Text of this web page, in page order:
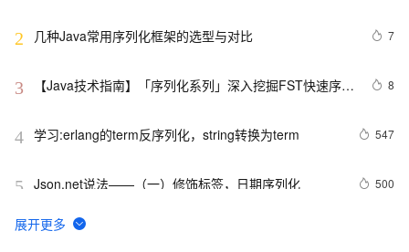
2 几种Java常用序列化框架的选型与对比 7
3
【Java技术指南】「序列化系列」深入挖掘FST快速序列
8
4 学习:erlang的term反序列化，string转换为term 547
5 Json.net说法——（一）修饰标签，日期序列化 500
6 序列化和反序列化（1）---[Serializable]